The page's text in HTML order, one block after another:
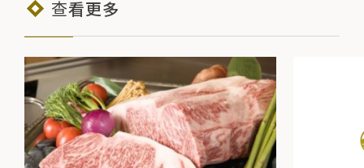
查看更多